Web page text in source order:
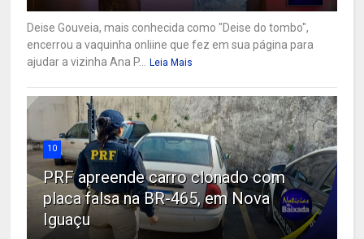
Deise Gouveia, mais conhecida como "Deise do tombo",
encerrou a vaquinha onliine que fez em sua página para
ajudar a vizinha Ana P...
Leia Mais
10
PRF apreende carro clonado com
placa falsa na BR-465, em Nova
Iguaçu